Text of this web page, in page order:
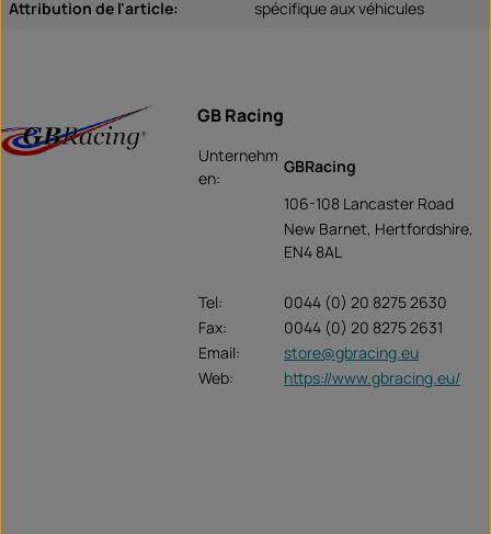
Attribution de l'article: spécifique aux véhicules
GB Racing
Unternehm
en:
GBRacing
106-108 Lancaster Road
New Barnet, Hertfordshire,
EN4 8AL
Tel:
0044 (0) 20 8275 2630
Fax:
0044 (0) 20 8275 2631
Email:
store@gbracing.eu
Web:
https://www.gbracing.eu/